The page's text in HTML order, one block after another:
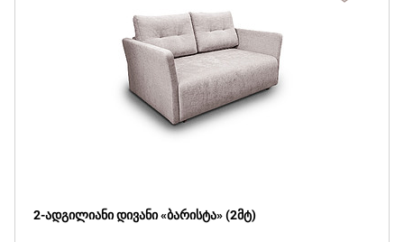
2-ადგილიანი დივანი «ბარისტა» (2მტ)